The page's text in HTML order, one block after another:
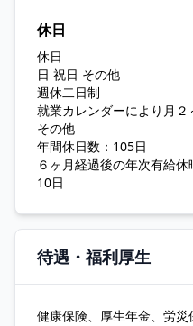
休日
休日
日 祝日 その他
週休二日制
就業カレンダーにより月
その他
年間休日数：105日
６ヶ月経過後の年次有給休
10日
待遇・福利厚生
健康保険、厚生年金、労災